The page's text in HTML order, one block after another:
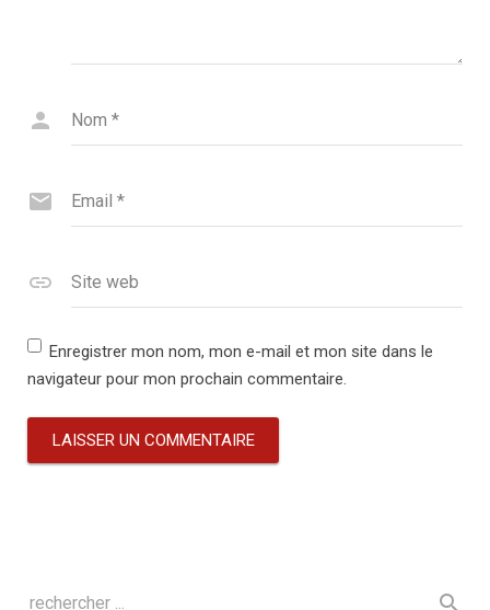
Nom *
Email *
Site web
Enregistrer mon nom, mon e-mail et mon site dans le
navigateur pour mon prochain commentaire.